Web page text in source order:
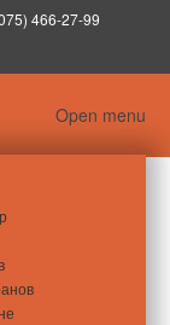
466-27-99
Open menu
с чего